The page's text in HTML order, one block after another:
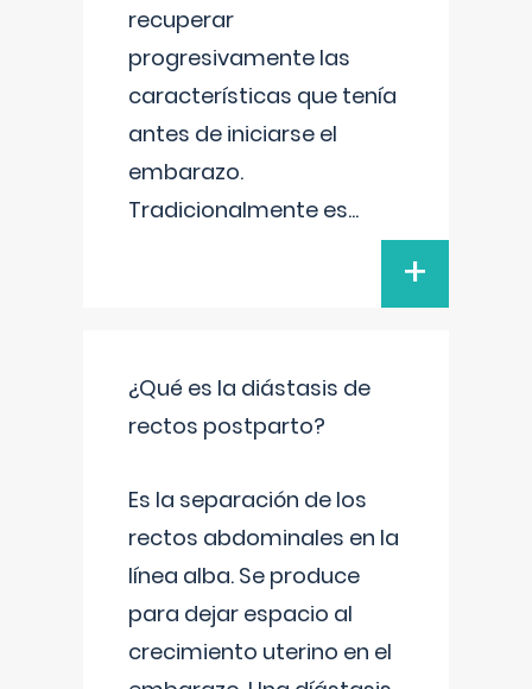
recuperar
progresivamente las
características que tenía
antes de iniciarse el
embarazo.
Tradicionalmente es...
+
¿Qué es la diástasis de
rectos postparto?
Es la separación de los
rectos abdominales en la
línea alba. Se produce
para dejar espacio al
crecimiento uterino en el